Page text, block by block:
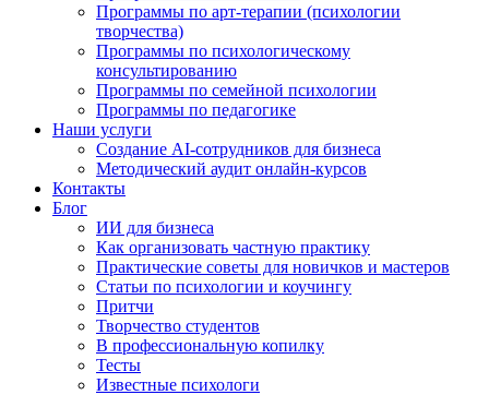
Программы по арт-терапии (психологии
творчества)
Программы по психологическому
консультированию
Программы по семейной психологии
Программы по педагогике
Наши услуги
Создание AI-сотрудников для бизнеса
Методический аудит онлайн-курсов
Контакты
Блог
ИИ для бизнеса
Как организовать частную практику
Практические советы для новичков и мастеров
Статьи по психологии и коучингу
Притчи
Творчество студентов
В профессиональную копилку
Тесты
Известные психологи